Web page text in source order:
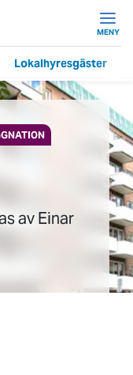
MENY
Lokalhyresgäster
av Einar